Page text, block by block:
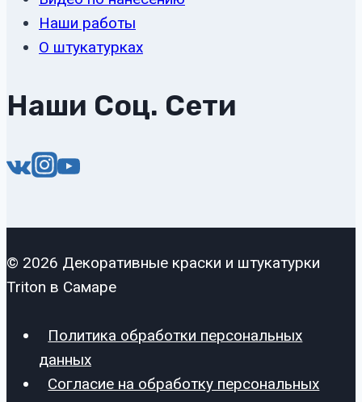
Наши работы
О штукатурках
Наши Соц. Сети
© 2026 Декоративные краски и штукатурки
Triton в Самаре
Политика обработки персональных
данных
Согласие на обработку персональных